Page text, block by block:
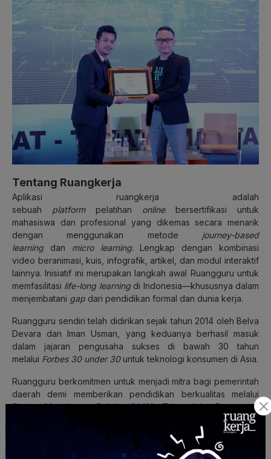
Tentang Ruangkerja
Aplikasi ruangkerja adalah
sebuah
platform pelatihan online
bersertifikasi untuk
mahasiswa dan profesional yang dikemas secara menarik
dengan menggunakan metode
journey-based
learning
dan micro learning. Lengkap dengan kombinasi
video beranimasi, kuis, infografik, artikel, dan modul interaktif
lainnya. Inisiatif ini merupakan langkah awal Ruangguru untuk
memfasilitasi life-long learning di Indonesia—khususnya dalam
menjembatani gap dari pendidikan formal dan dunia kerja.
Ruangguru sendiri telah didirikan sejak tahun 2014 oleh Belva
Devara dan Iman Usman, yang keduanya berhasil masuk
dalam jajaran pengusaha sukses di bawah 30 tahun
melalui Forbes 30 under 30 untuk teknologi konsumen di Asia.
Ruangguru berkomitmen untuk menjadi mitra bagi pemerintah
daerah demi memberikan pendidikan berkualitas melalui
Sistem Manajemen Belajar (LMS). Tahun lalu, Ruangguru
berhasil bekerja sama dengan 32 (dari 34) pemerintah
provinsi dan lebih dari 326 pemerintah kota dan kabupaten di